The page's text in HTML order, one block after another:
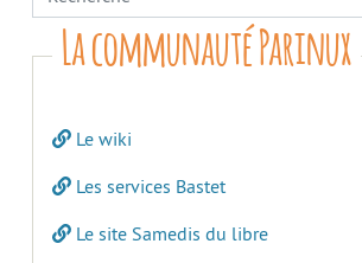
La communauté Parinux
Le wiki
Les services Bastet
Le site Samedis du libre